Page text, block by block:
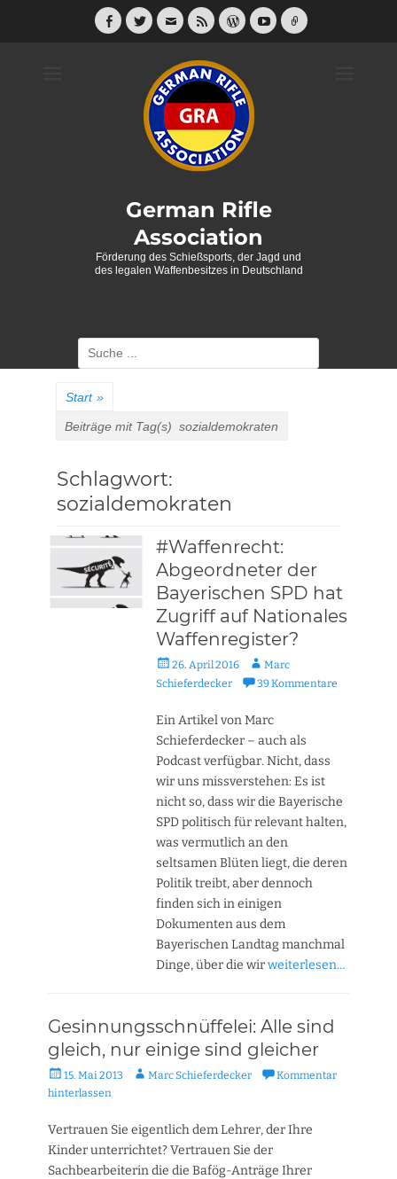
Facebook
Twitter
E-
Feed WordPress
YouTube
Link
German Rifle
Association
Förderung des Schießsports, der Jagd und
des legalen Waffenbesitzes in Deutschland
Suche
nach:
Start »
Beiträge mit Tag(s) sozialdemokraten
Schlagwort:
sozialdemokraten
#Waffenrecht:
Abgeordneter der
Bayerischen SPD hat
Zugriff auf Nationales
Waffenregister?
Veröffentlicht
am
26. April 2016 AutorMarc
Schieferdecker
39 Kommentare
Ein Artikel von Marc
Schieferdecker – auch als
Podcast verfügbar. Nicht, dass
wir uns missverstehen: Es ist
nicht so, dass wir die Bayerische
SPD politisch für relevant halten,
was vermutlich an den
seltsamen Blüten liegt, die deren
Politik treibt, aber dennoch
finden sich in einigen
Dokumenten aus dem
Bayerischen Landtag manchmal
Dinge, über die wirweiterlesen…
Gesinnungsschnüffelei: Alle sind
gleich, nur einige sind gleicher
Veröffentlicht
am
15. Mai 2013 AutorMarc Schieferdecker
Kommentar
hinterlassen
Vertrauen Sie eigentlich dem Lehrer, der Ihre
Kinder unterrichtet? Vertrauen Sie der
Sachbearbeiterin die die Bafög-Anträge Ihrer